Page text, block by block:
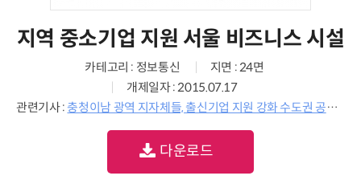
지역 중소기업 지원 서울 비즈니스 시설
카테고리 : 정보통신
지면 : 24면
개제일자 : 2015.07.17
관련기사 : 충청이남 광역 지자체들, 출신기업 지원 강화 수도권 공략 "앞으로"
다운로드